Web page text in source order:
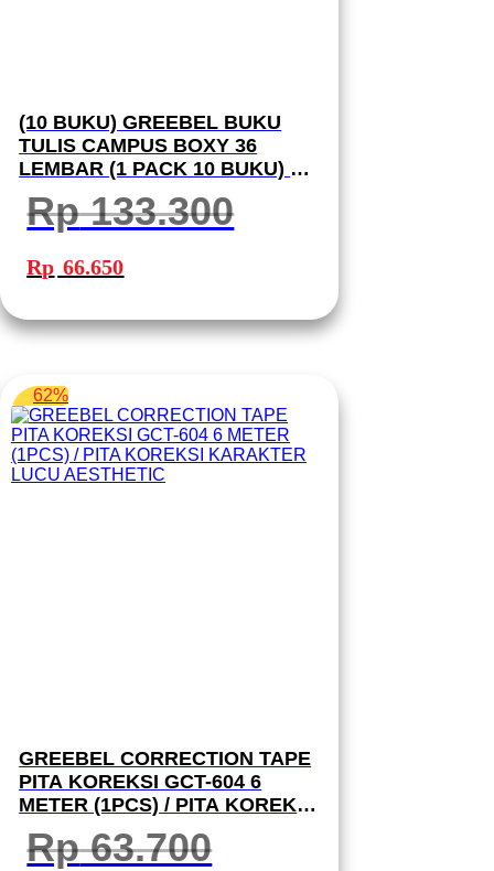
(10 BUKU) GREEBEL BUKU
TULIS CAMPUS BOXY 36
LEMBAR (1 PACK 10 BUKU) B5
36-11 SCHOOL BOOK I BUKU
TULIS GREEBEL
Rp133.300
Harga
aslinya
adalah:
Rp 66.650ini
62%
GREEBEL CORRECTION TAPE
PITA KOREKSI GCT-604 6
METER (1PCS) / PITA KOREKSI
KARAKTER LUCU AESTHETIC
Rp63.700